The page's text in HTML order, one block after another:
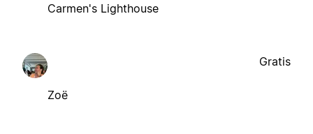
Carmen's Lighthouse
Zoë
Gratis